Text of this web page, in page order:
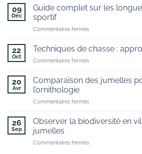
20×50
notre
d’expert
des
détaillées
09
Déc
Guide complet sur les
sportif
Commentaires ferméssur
complet
les
vues
tir
22
Oct
Techniques de chasse :
Commentaires ferméssur
de
chasse
approche,
et
20
Avr
Comparaison des jumelles
l’ornithologie
Commentaires ferméssur
des
la
26
Sep
Observer la biodiversité en
jumelles
Commentaires ferméssur